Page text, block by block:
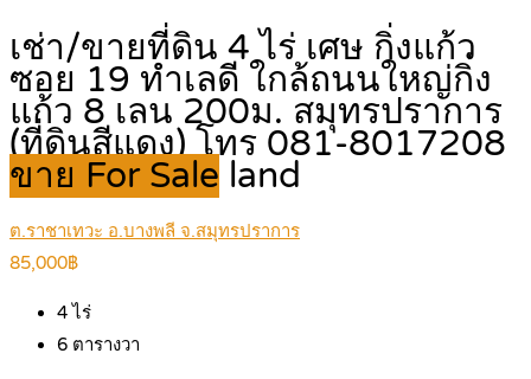
เช่า/ขายที่ดิน 4 ไร่ เศษ กิ่งแก้ว
ซอย 19 ทำเลดี ใกล้ถนนใหญ่กิ่ง
แก้ว 8 เลน 200ม. สมุทรปราการ
(ที่ดินสีแดง) โทร 081-8017208
ขาย For Sale land
ต.ราชาเทวะ อ.บางพลี จ.สมุทรปราการ
85,000฿
4ไร่
6 ตารางวา